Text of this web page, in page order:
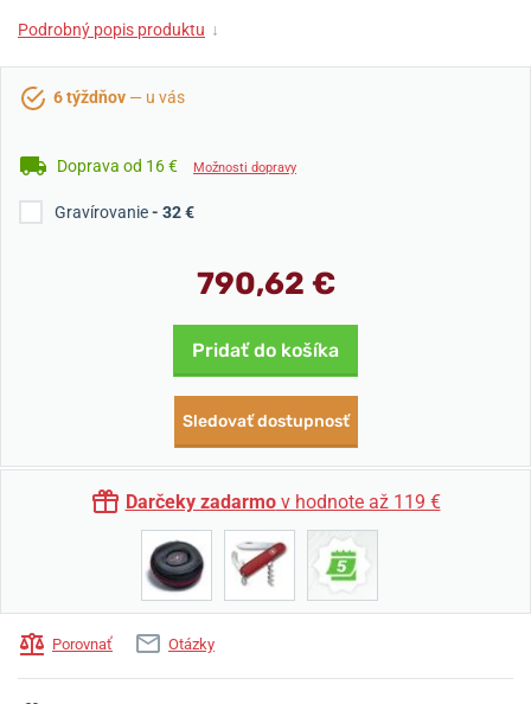
Podrobný popis produktu ↓
6 týždňov — u vás
Doprava od 16 € Možnosti dopravy
Gravírovanie- 32 €
790,62 €
Pridať do košíka
Sledovať dostupnosť
Darčeky zadarmov hodnote až 119 €
Porovnať Otázky